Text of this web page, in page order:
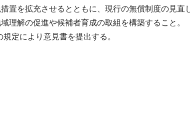
置を拡充させるとともに、現行の無償制度の見直
理解の促進や候補者育成の取組を構築すること。
定により意見書を提出する。